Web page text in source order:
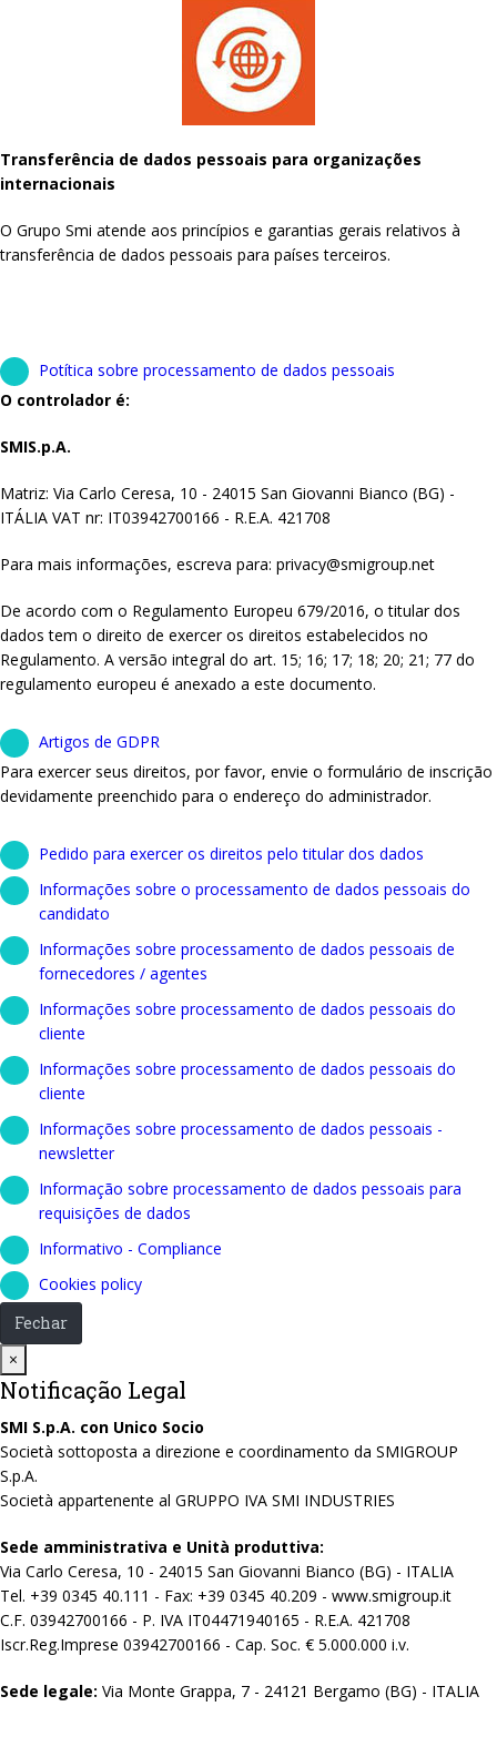
Transferência de dados pessoais para organizações
internacionais
O Grupo Smi atende aos princípios e garantias gerais relativos à
transferência de dados pessoais para países terceiros.
Potítica sobre processamento de dados pessoais
O controlador é:
SMIS.p.A.
Matriz: Via Carlo Ceresa, 10 - 24015 San Giovanni Bianco (BG) -
ITÁLIA VAT nr: IT03942700166 - R.E.A. 421708
Para mais informações, escreva para: privacy@smigroup.net
De acordo com o Regulamento Europeu 679/2016, o titular dos
dados tem o direito de exercer os direitos estabelecidos no
Regulamento. A versão integral do art. 15; 16; 17; 18; 20; 21; 77 do
regulamento europeu é anexado a este documento.
Artigos de GDPR
Para exercer seus direitos, por favor, envie o formulário de inscrição
devidamente preenchido para o endereço do administrador.
Pedido para exercer os direitos pelo titular dos dados
Informações sobre o processamento de dados pessoais do
candidato
Informações sobre processamento de dados pessoais de
fornecedores / agentes
Informações sobre processamento de dados pessoais do
cliente
Informações sobre processamento de dados pessoais do
cliente
Informações sobre processamento de dados pessoais -
newsletter
Informação sobre processamento de dados pessoais para
requisições de dados
Informativo - Compliance
Cookies policy
Fechar
×
Notificação Legal
SMI S.p.A. con Unico Socio
Società sottoposta a direzione e coordinamento da SMIGROUP
S.p.A.
Società appartenente al GRUPPO IVA SMI INDUSTRIES
Sede amministrativa e Unità produttiva:
Via Carlo Ceresa, 10 - 24015 San Giovanni Bianco (BG) - ITALIA
Tel. +39 0345 40.111 - Fax: +39 0345 40.209 - www.smigroup.it
C.F. 03942700166 - P. IVA IT04471940165 - R.E.A. 421708
Iscr.Reg.Imprese 03942700166 - Cap. Soc. € 5.000.000 i.v.
Sede legale: Via Monte Grappa, 7 - 24121 Bergamo (BG) - ITALIA